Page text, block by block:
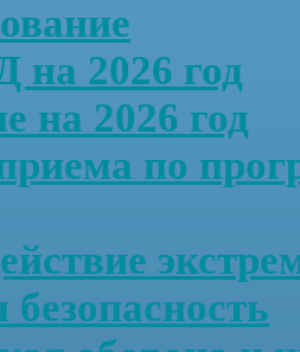
2026 год
на 2026 год
по